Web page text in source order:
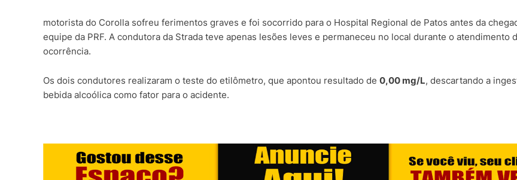
motorista do Corolla sofreu ferimentos graves e foi socorrido para o Hospital Regional de Patos antes da
equipe da PRF. A condutora da Strada teve apenas lesões leves e permaneceu no local durante o atendimento
ocorrência.
Os dois condutores realizaram o teste do etilômetro, que apontou resultado de 0,00 mg/L, descartando a
bebida alcoólica como fator para o acidente.